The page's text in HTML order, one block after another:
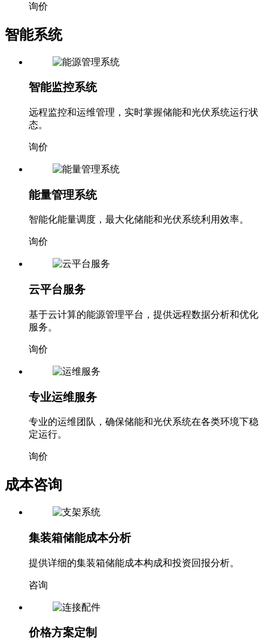
询价
智能系统
智能监控系统
远程监控和运维管理，实时掌握储能和光伏系统运行状
态。
询价
能量管理系统
智能化能量调度，最大化储能和光伏系统利用效率。
询价
云平台服务
基于云计算的能源管理平台，提供远程数据分析和优化
服务。
询价
专业运维服务
专业的运维团队，确保储能和光伏系统在各类环境下稳
定运行。
询价
成本咨询
集装箱储能成本分析
提供详细的集装箱储能成本构成和投资回报分析。
咨询
价格方案定制